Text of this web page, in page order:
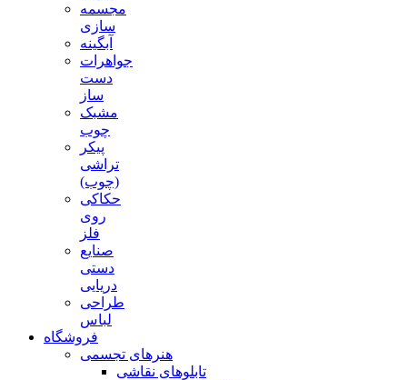
مجسمه
سازی
آبگینه
جواهرات
دست
ساز
مشبک
چوب
پیکر
تراشی
(چوب)
حکاکی
روی
فلز
صنایع
دستی
دریایی
طراحی
لباس
فروشگاه
هنرهای تجسمی
تابلوهای نقاشی